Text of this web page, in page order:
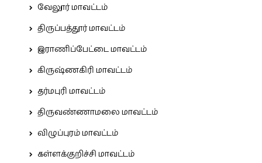
வேலூர் மாவட்டம்
திருப்பத்தூர் மாவட்டம்
இராணிப்பேட்டை மாவட்டம்
கிருஷ்ணகிரி மாவட்டம்
தர்மபுரி மாவட்டம்
திருவண்ணாமலை மாவட்டம்
விழுப்புரம் மாவட்டம்
கள்ளக்குறிச்சி மாவட்டம்